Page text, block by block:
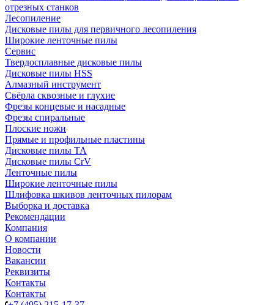
отрезных станков
Лесопиление
Дисковые пилы для первичного лесопиления
Широкие ленточные пилы
Сервис
Твердосплавные дисковые пилы
Дисковые пилы HSS
Алмазный инструмент
Свёрла сквозные и глухие
Фрезы концевые и насадные
Фрезы спиральные
Плоские ножи
Прямые и профильные пластины
Дисковые пилы TA
Дисковые пилы CrV
Ленточные пилы
Широкие ленточные пилы
Шлифовка шкивов ленточных пилорам
Выборка и доставка
Рекомендации
Компания
О компании
Новости
Вакансии
Реквизиты
Контакты
Контакты